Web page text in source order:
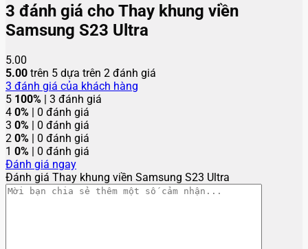
3 đánh giá cho Thay khung viền
Samsung S23 Ultra
5.00
5.00 trên 5 dựa trên 2 đánh giá
3 đánh giá của khách hàng
5 100% | 3 đánh giá
4 0% | 0 đánh giá
3 0% | 0 đánh giá
2 0% | 0 đánh giá
1 0% | 0 đánh giá
Đánh giá ngay
Đánh giá Thay khung viền Samsung S23 Ultra